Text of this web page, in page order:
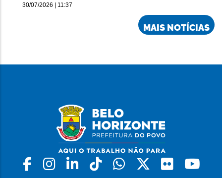
30/07/2026 | 11:37
MAIS NOTÍCIAS
Facebook
Instagram
LinkedinTiktokWhatsapp
X Flickr